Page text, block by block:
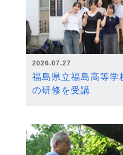
2026.07.27
福島県立福島高等学
の研修を受講